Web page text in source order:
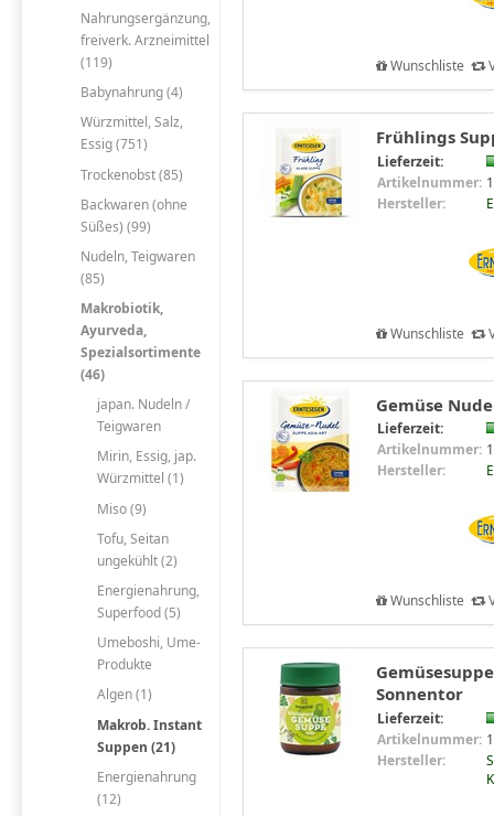
Nahrungsergänzung,
freiverk. Arzneimittel
(119)
Babynahrung (4)
Würzmittel, Salz,
Essig (751)
Trockenobst (85)
Backwaren (ohne
Süßes) (99)
Nudeln, Teigwaren
(85)
Makrobiotik,
Ayurveda,
Spezialsortimente
(46)
japan. Nudeln /
Teigwaren
Mirin, Essig, jap.
Würzmittel (1)
Miso (9)
Tofu, Seitan
ungekühlt (2)
Energienahrung,
Superfood (5)
Umeboshi, Ume-
Produkte
Algen (1)
Makrob. Instant
Suppen (21)
Energienahrung
(12)
Wunschliste
Frühlings
Lieferzeit:
Artikelnummer:
Hersteller:
Wunschliste
Gemüse
Lieferzeit:
Artikelnummer:
Hersteller:
Wunschliste
Sonnentor
Lieferzeit:
Artikelnummer:
Hersteller: